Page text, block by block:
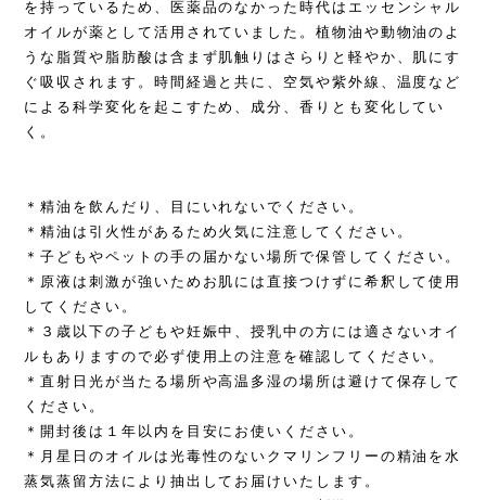
を持っているため、医薬品のなかった時代はエッセンシャル
オイルが薬として活用されていました。植物油や動物油のよ
うな脂質や脂肪酸は含まず肌触りはさらりと軽やか、肌にす
ぐ吸収されます。時間経過と共に、空気や紫外線、温度など
による科学変化を起こすため、成分、香りとも変化してい
く。
＊精油を飲んだり、目にいれないでください。
＊精油は引火性があるため火気に注意してください。
＊子どもやペットの手の届かない場所で保管してください。
＊原液は刺激が強いためお肌には直接つけずに希釈して使用
してください。
＊３歳以下の子どもや妊娠中、授乳中の方には適さないオイ
ルもありますので必ず使用上の注意を確認してください。
＊直射日光が当たる場所や高温多湿の場所は避けて保存して
ください。
＊開封後は１年以内を目安にお使いください。
＊月星日のオイルは光毒性のないクマリンフリーの精油を水
蒸気蒸留方法により抽出してお届けいたします。